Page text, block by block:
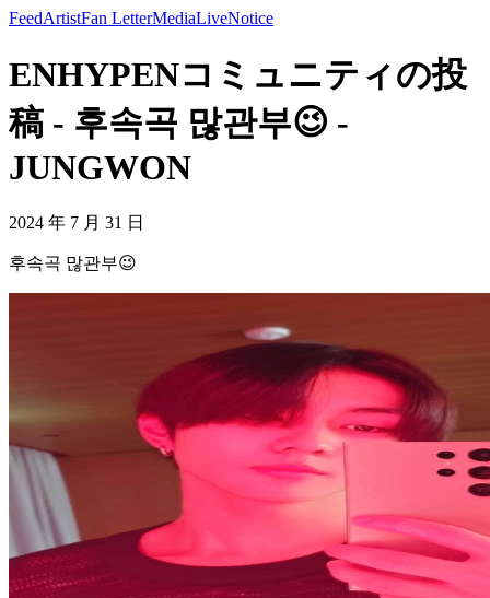
FeedArtistFan LetterMediaLiveNotice
ENHYPENコミュニティの投
稿 - 후속곡 많관부😉 -
JUNGWON
2024 年 7 月 31 日
후속곡 많관부😉